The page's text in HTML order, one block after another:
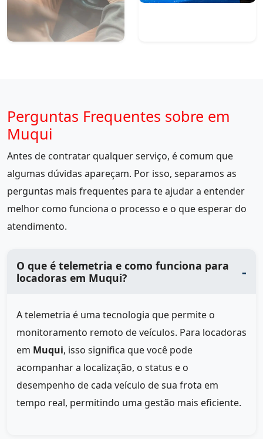
Perguntas Frequentes sobre em
Muqui
Antes de contratar qualquer serviço, é comum que
algumas dúvidas apareçam. Por isso, separamos as
perguntas mais frequentes para te ajudar a entender
melhor como funciona o processo e o que esperar do
atendimento.
O que é telemetria e como funciona para
locadoras em Muqui?
A telemetria é uma tecnologia que permite o
monitoramento remoto de veículos. Para locadoras
em Muqui, isso significa que você pode
acompanhar a localização, o status e o
desempenho de cada veículo de sua frota em
tempo real, permitindo uma gestão mais eficiente.